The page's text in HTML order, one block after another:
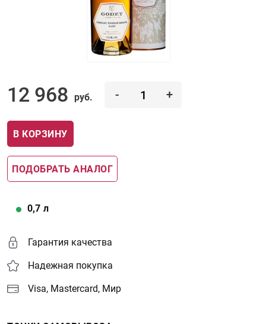
12 968 руб. - +
В КОРЗИНУ
ПОДОБРАТЬ АНАЛОГ
0,7 л
Гарантия качества
Надежная покупка
Visa, Mastercard, Мир